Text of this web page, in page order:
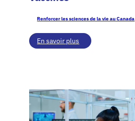
Renforcer les sciences de la vie au Canada
En savoir plus
Enabling
Medicines
and
Vaccines